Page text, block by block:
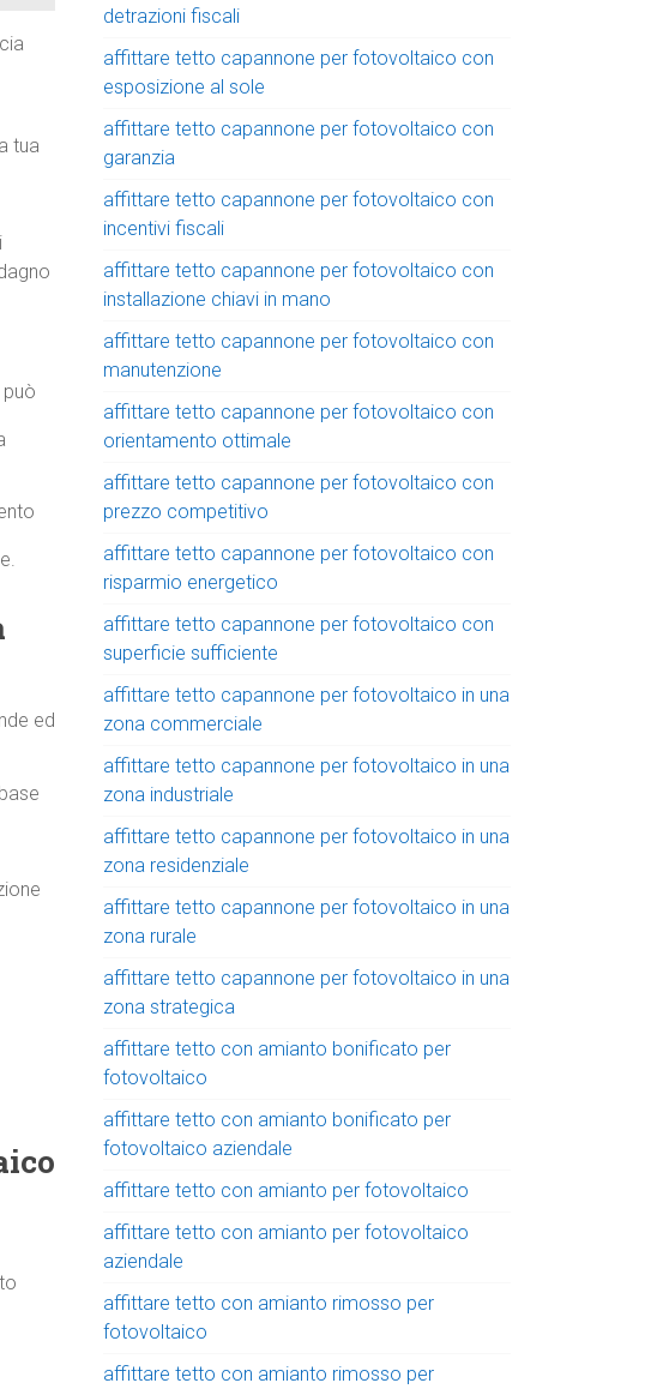
tua
ed
detrazioni fiscali
affittare tetto capannone per fotovoltaico con
esposizione al sole
affittare tetto capannone per fotovoltaico con
garanzia
affittare tetto capannone per fotovoltaico con
incentivi fiscali
affittare tetto capannone per fotovoltaico con
installazione chiavi in mano
affittare tetto capannone per fotovoltaico con
manutenzione
affittare tetto capannone per fotovoltaico con
orientamento ottimale
affittare tetto capannone per fotovoltaico con
prezzo competitivo
affittare tetto capannone per fotovoltaico con
risparmio energetico
affittare tetto capannone per fotovoltaico con
superficie sufficiente
affittare tetto capannone per fotovoltaico in una
zona commerciale
affittare tetto capannone per fotovoltaico in una
zona industriale
affittare tetto capannone per fotovoltaico in una
zona residenziale
affittare tetto capannone per fotovoltaico in una
zona rurale
affittare tetto capannone per fotovoltaico in una
zona strategica
affittare tetto con amianto bonificato per
fotovoltaico
affittare tetto con amianto bonificato per
fotovoltaico aziendale
affittare tetto con amianto per fotovoltaico
affittare tetto con amianto per fotovoltaico
aziendale
affittare tetto con amianto rimosso per
fotovoltaico
affittare tetto con amianto rimosso per